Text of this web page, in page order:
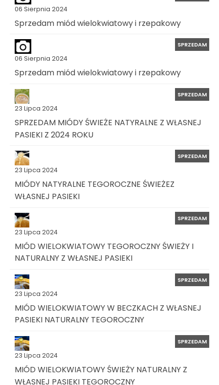
06 Sierpnia 2024
Sprzedam miód wielokwiatowy i rzepakowy
06 Sierpnia 2024
SPRZEDAM
Sprzedam miód wielokwiatowy i rzepakowy
23 Lipca 2024
SPRZEDAM
SPRZEDAM MIÓDY ŚWIEŻE NATYRALNE Z WŁASNEJ
PASIEKI Z 2024 ROKU
23 Lipca 2024
SPRZEDAM
MIÓDY NATYRALNE TEGOROCZNE ŚWIEŻEZ
WŁASNEJ PASIEKI
23 Lipca 2024
SPRZEDAM
MIÓD WIELOKWIATOWY TEGOROCZNY ŚWIEŻY I
NATURALNY Z WŁASNEJ PASIEKI
23 Lipca 2024
SPRZEDAM
MIÓD WIELOKWIATOWY W BECZKACH Z WŁASNEJ
PASIEKI NATURALNY TEGOROCZNY
23 Lipca 2024
SPRZEDAM
MIÓD WIELOKWIATOWY ŚWIEŻY NATURALNY Z
WŁASNEJ PASIEKI TEGOROCZNY